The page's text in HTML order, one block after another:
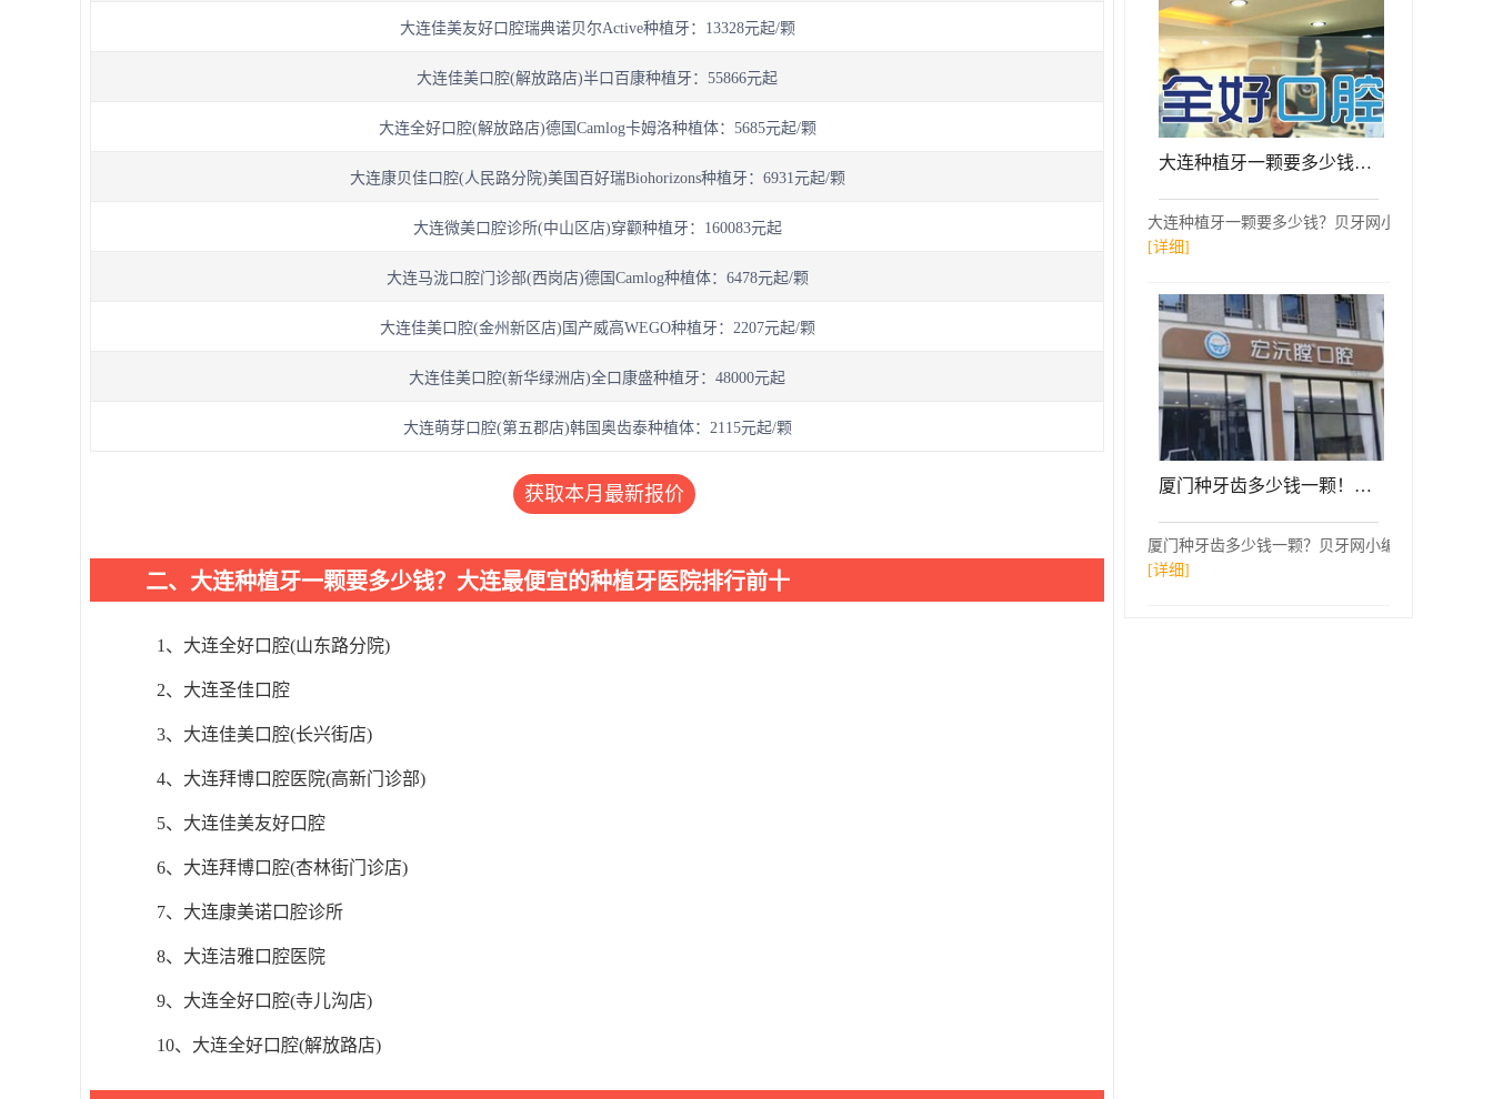
大连佳美友好口腔瑞典诺贝尔Active种植牙：13328元起/颗
大连佳美口腔(解放路店)半口百康种植牙：55866元起
大连全好口腔(解放路店)德国Camlog卡姆洛种植体：5685元起/颗
大连康贝佳口腔(人民路分院)美国百好瑞Biohorizons种植牙：6931元起/颗
大连微美口腔诊所(中山区店)穿颧种植牙：160083元起
大连马泷口腔门诊部(西岗店)德国Camlog种植体：6478元起/颗
大连佳美口腔(金州新区店)国产威高WEGO种植牙：2207元起/颗
大连佳美口腔(新华绿洲店)全口康盛种植牙：48000元起
大连萌芽口腔(第五郡店)韩国奥齿泰种植体：2115元起/颗
获取本月最新报价
二、大连种植牙一颗要多少钱？大连最便宜的种植牙医院排行前十
1、大连全好口腔(山东路分院)
2、大连圣佳口腔
3、大连佳美口腔(长兴街店)
4、大连拜博口腔医院(高新门诊部)
5、大连佳美友好口腔
6、大连拜博口腔(杏林街门诊店)
7、大连康美诺口腔诊所
8、大连洁雅口腔医院
9、大连全好口腔(寺儿沟店)
10、大连全好口腔(解放路店)
大连种植牙一颗要多少钱！大连全好口腔(山东路分院)种植牙价格被打下来了，国产常州创英种植牙：4222元起/颗！
大连种植牙一颗要多少钱？贝牙网小编参考了大
[详细]
厦门种牙齿多少钱一颗！厦门同安宏沅膛第二口腔门诊部种植牙价格表更新，瑞典诺贝尔种植牙：5485元起/颗！
厦门种牙齿多少钱一颗？贝牙网小编参考了厦门
[详细]